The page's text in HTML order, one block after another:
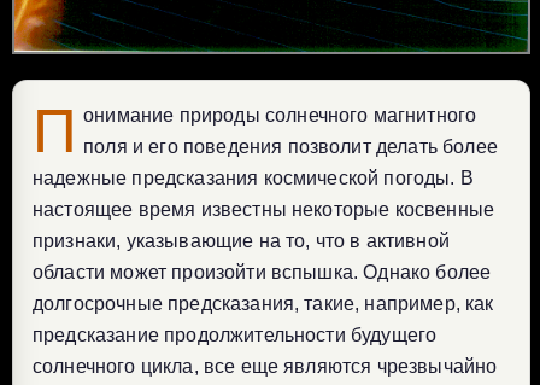
П онимание природы солнечного магнитного
поля и его поведения позволит делать более
надежные предсказания космической погоды. В
настоящее время известны некоторые косвенные
признаки, указывающие на то, что в активной
области может произойти вспышка. Однако более
долгосрочные предсказания, такие, например, как
предсказание продолжительности будущего
солнечного цикла, все еще являются чрезвычайно